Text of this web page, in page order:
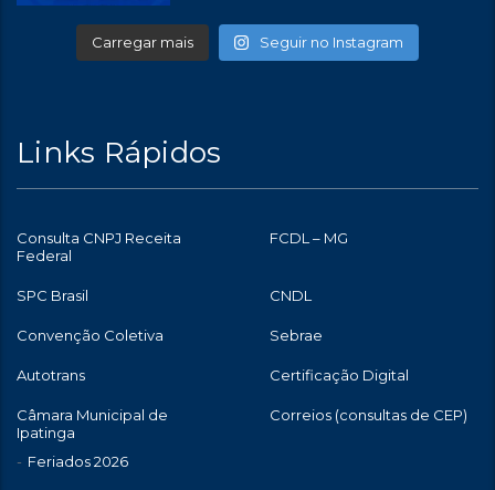
Carregar mais Seguir no Instagram
Links Rápidos
Consulta CNPJ Receita
Federal
FCDL – MG
SPC Brasil CNDL
Convenção Coletiva Sebrae
Autotrans Certificação Digital
Câmara Municipal de
Ipatinga
Feriados 2026
Correios (consultas de CEP)